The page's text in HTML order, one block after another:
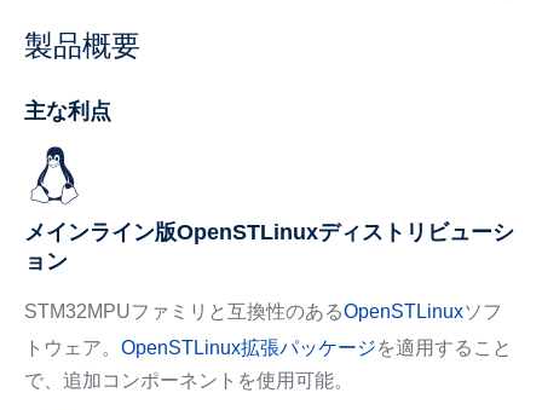
製品概要
主な利点
メインライン版OpenSTLinuxディストリビューシ
ョン
STM32MPUファミリと互換性のあるOpenSTLinuxソフ
トウェア。 OpenSTLinux拡張パッケージを適用すること
で、追加コンポーネントを使用可能。